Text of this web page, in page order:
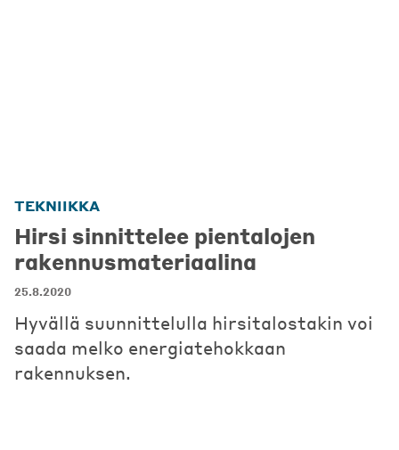
TEKNIIKKA
Hirsi sinnittelee pientalojen
rakennusmateriaalina
25.8.2020
Hyvällä suunnittelulla hirsitalostakin voi
saada melko energiatehokkaan
rakennuksen.